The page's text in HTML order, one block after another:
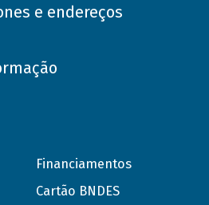
e endereços
Financiamentos
Cartão BNDES